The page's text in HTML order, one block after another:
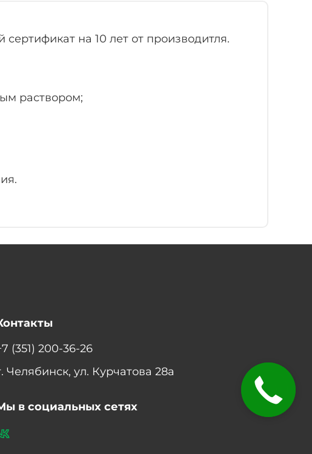
на 10 лет от производитля.
раствором;
(351) 200-36-26
Челябинск, ул. Курчатова 28а
в социальных сетях
ЗАКАЗАТЬ
ЗВОНОК